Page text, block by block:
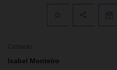
Contacto
Isabel Monteiro